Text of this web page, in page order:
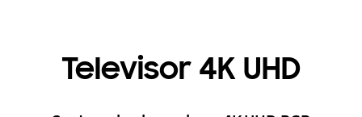
Televisor 4K UHD